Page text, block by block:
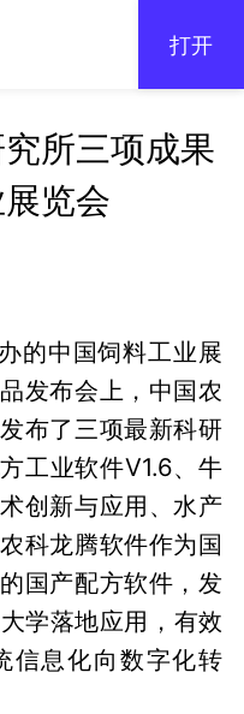
打开
所三项成果
览会
的中国饲料工业展
发布会上，中国农
布了三项最新科研
工业软件V1.6、牛
创新与应用、水产
科龙腾软件作为国
国产配方软件，发
学落地应用，有效
信息化向数字化转